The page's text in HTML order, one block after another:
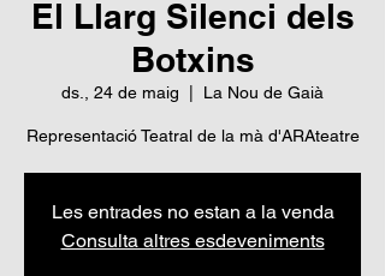
El Llarg Silenci dels
Botxins
ds., 24 de maig La Nou de Gaià
Representació Teatral de la mà d'ARAteatre
Les entrades no estan a la venda
Consulta altres esdeveniments